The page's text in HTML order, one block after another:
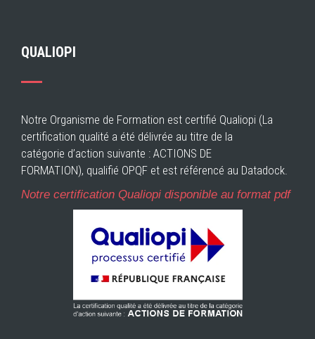
QUALIOPI
Notre Organisme de Formation est certifié Qualiopi (La
certification qualité a été délivrée au titre de la
catégorie d’action suivante : ACTIONS DE
FORMATION), qualifié OPQF et est référencé au Datadock.
Notre certification Qualiopi disponible au format pdf